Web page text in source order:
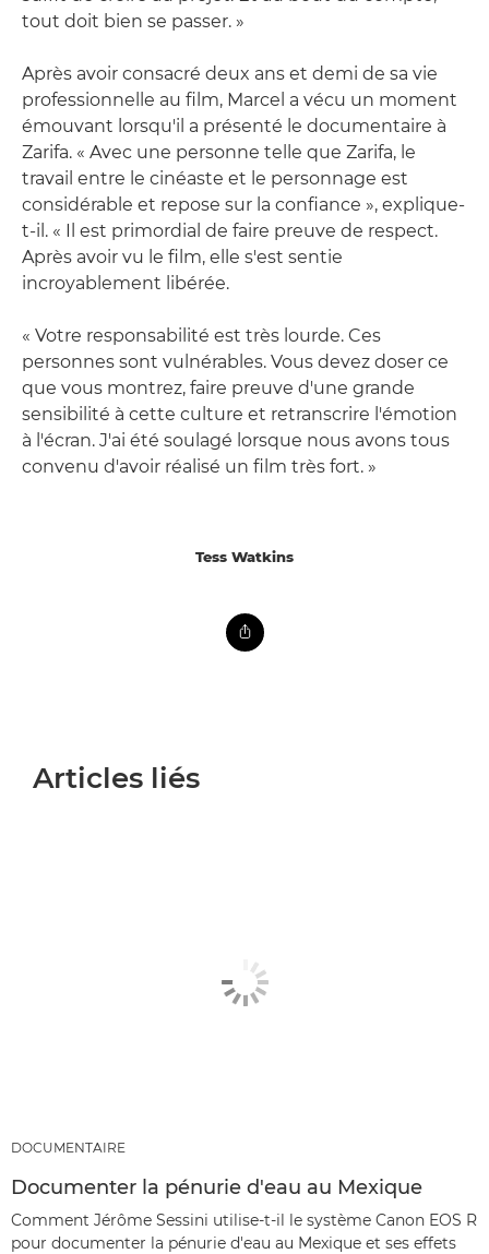
tout doit bien se passer. »
Après avoir consacré deux ans et demi de sa vie
professionnelle au film, Marcel a vécu un moment
émouvant lorsqu'il a présenté le documentaire à
Zarifa. « Avec une personne telle que Zarifa, le
travail entre le cinéaste et le personnage est
considérable et repose sur la confiance », explique-
t-il. « Il est primordial de faire preuve de respect.
Après avoir vu le film, elle s'est sentie
incroyablement libérée.
« Votre responsabilité est très lourde. Ces
personnes sont vulnérables. Vous devez doser ce
que vous montrez, faire preuve d'une grande
sensibilité à cette culture et retranscrire l'émotion
à l'écran. J'ai été soulagé lorsque nous avons tous
convenu d'avoir réalisé un film très fort. »
Tess Watkins
Articles liés
DOCUMENTAIRE
Documenter la pénurie d'eau au Mexique
Comment Jérôme Sessini utilise-t-il le système Canon EOS R
pour documenter la pénurie d'eau au Mexique et ses effets